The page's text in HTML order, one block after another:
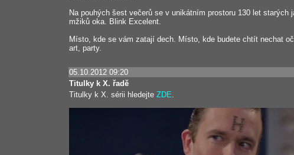
Na pouhých šest večerů se v unikátním prostoru 130 let
mžiků oka. Blink Excelent.
Místo, kde se vám zatají dech. Místo, kde budete chtít nechat
art, party.
05.10.2012 09:20
Titulky k X. řadě
Titulky k X. sérii hledejte ZDE.